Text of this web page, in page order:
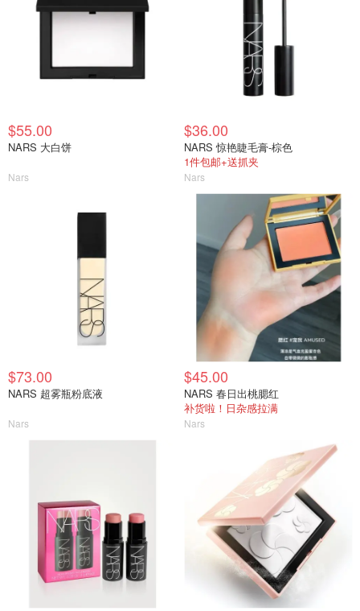
$55.00
NARS 大白饼
Nars
$36.00
NARS 惊艳睫毛膏-棕色
1件包邮+送抓夹
Nars
$73.00
NARS 超雾瓶粉底液
Nars
$45.00
NARS 春日出桃腮红
补货啦！日杂感拉满
Nars